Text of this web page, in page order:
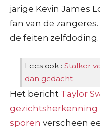
jarige Kevin James
fan van de
de feiten zelfdoding.
Lees ook : Stalker
dan gedacht
Het bericht Taylor
gezichtsherkenning
sporen verscheen